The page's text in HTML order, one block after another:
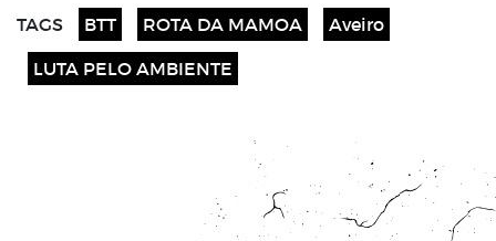
TAGS BTT ROTA DA MAMOA
Aveiro
LUTA PELO AMBIENTE